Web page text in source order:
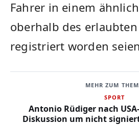
Fahrer in einem
oberhalb des
registriert worden
MEHR ZUM
SPORT
Antonio Rüdiger nach
Diskussion um nicht